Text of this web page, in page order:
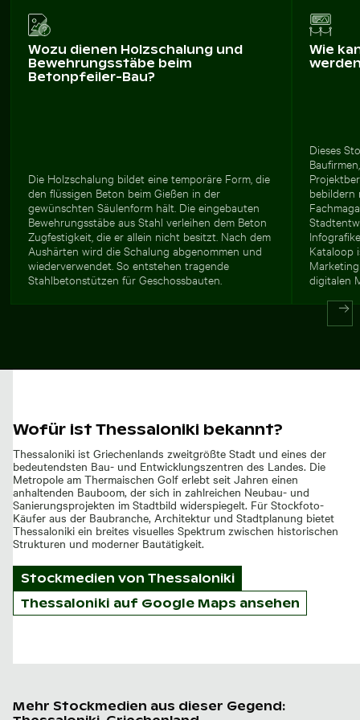
Wozu dienen Holzschalung und
Bewehrungsstäbe beim
Betonpfeiler-Bau?
Die Holzschalung bildet eine temporäre Form, die
den flüssigen Beton beim Gießen in der
gewünschten Säulenform hält. Die eingebauten
Bewehrungsstäbe aus Stahl verleihen dem Beton
Zugfestigkeit, die er allein nicht besitzt. Nach dem
Aushärten wird die Schalung abgenommen und
wiederverwendet. So entstehen tragende
Stahlbetonstützen für Geschossbauten.
Wie
Dieses
bebildern
Kataloop
digitalen
Wofür ist Thessaloniki bekannt?
Thessaloniki ist Griechenlands zweitgrößte Stadt und eines der
bedeutendsten Bau- und Entwicklungszentren des Landes. Die
Metropole am Thermaischen Golf erlebt seit Jahren einen
anhaltenden Bauboom, der sich in zahlreichen Neubau- und
Sanierungsprojekten im Stadtbild widerspiegelt. Für Stockfoto-
Käufer aus der Baubranche, Architektur und Stadtplanung bietet
Thessaloniki ein breites visuelles Spektrum zwischen historischen
Strukturen und moderner Bautätigkeit.
Stockmedien von Thessaloniki
Thessaloniki auf Google Maps ansehen
Mehr Stockmedien aus dieser Gegend: